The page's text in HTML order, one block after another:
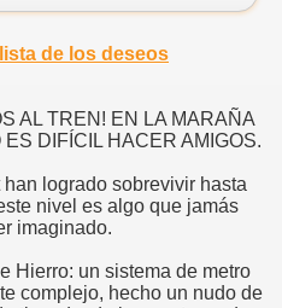
de los deseos
AL TREN! EN LA MARAÑA
ES DIFÍCIL HACER AMIGOS.
logrado sobrevivir hasta
nivel es algo que jamás
imaginado.
Hierro: un sistema de metro
complejo, hecho un nudo de